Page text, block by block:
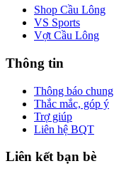
Shop Cầu Lông
VS Sports
Vợt Cầu Lông
Thông tin
Thông báo chung
Thắc mắc, góp ý
Trợ giúp
Liên hệ BQT
Liên kết bạn bè